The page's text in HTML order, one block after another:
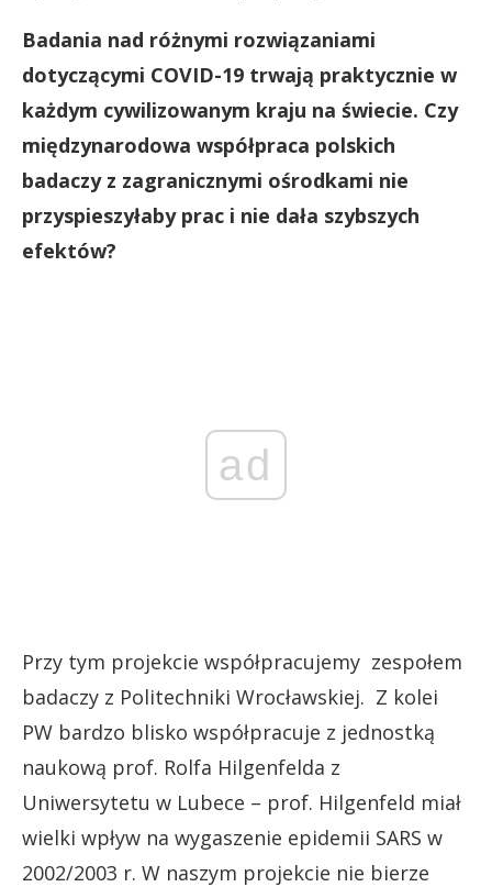
Badania nad różnymi rozwiązaniami
dotyczącymi COVID-19 trwają praktycznie w
każdym cywilizowanym kraju na świecie. Czy
międzynarodowa współpraca polskich
badaczy z zagranicznymi ośrodkami nie
przyspieszyłaby prac i nie dała szybszych
efektów?
ad
Przy tym projekcie współpracujemy zespołem
badaczy z Politechniki Wrocławskiej. Z kolei
PW bardzo blisko współpracuje z jednostką
naukową prof. Rolfa Hilgenfelda z
Uniwersytetu w Lubece – prof. Hilgenfeld miał
wielki wpływ na wygaszenie epidemii SARS w
2002/2003 r. W naszym projekcie nie bierze